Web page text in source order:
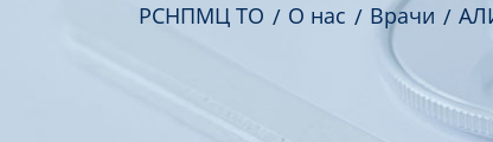
РСНПМЦ ТО О нас Врачи